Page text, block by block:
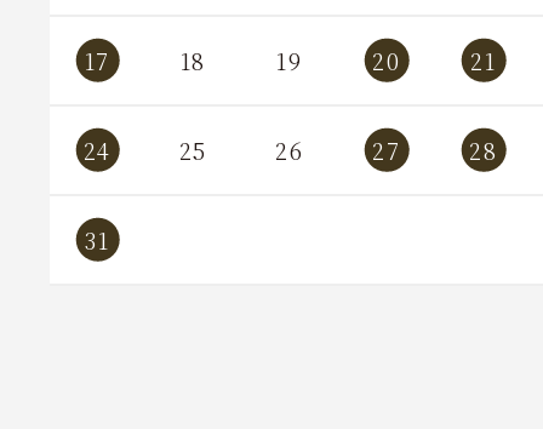
17 18 19 20 21
24 25 26 27 28
31